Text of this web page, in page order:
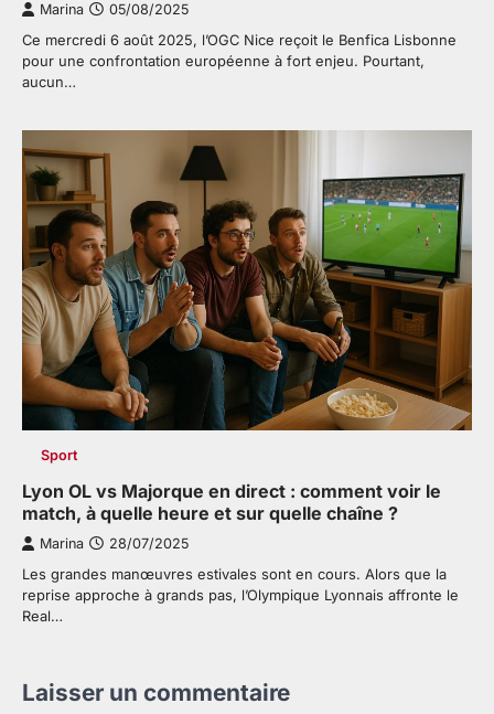
Marina 05/08/2025
Ce mercredi 6 août 2025, l’OGC Nice reçoit le Benfica Lisbonne
pour une confrontation européenne à fort enjeu. Pourtant,
aucun…
Sport
Lyon OL vs Majorque en direct : comment voir le
match, à quelle heure et sur quelle chaîne ?
Marina 28/07/2025
Les grandes manœuvres estivales sont en cours. Alors que la
reprise approche à grands pas, l’Olympique Lyonnais affronte le
Real…
Laisser un commentaire